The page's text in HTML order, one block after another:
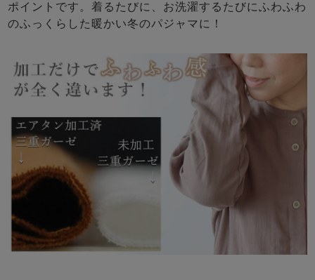
ポイントです。着るたびに、お洗濯するたびにふわふわ
のふっくらした暖かい冬のパジャマに！